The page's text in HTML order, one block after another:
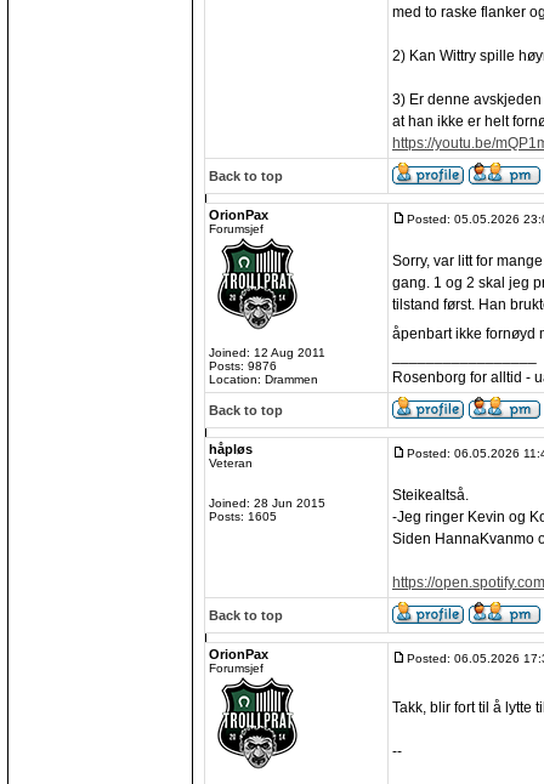
med to raske flanker
2) Kan Wittry spille
3) Er denne
at han ikke er helt
https://youtu.be/
Back to top
OrionPax
Forumsjef
Joined: 12 Aug 2011
Posts: 9876
Location: Drammen
Posted: 05.05.2026
Sorry, var litt for
gang. 1 og 2 skal jeg
tilstand først. Han
åpenbart ikke fornøyd
Rosenborg for alltid -
Back to top
håpløs
Veteran
Joined: 28 Jun 2015
Posts: 1605
Posted: 06.05.2026
Steikealtså.
-Jeg ringer Kevin og
Siden HannaKvanmo
https://
Back to top
OrionPax
Forumsjef
Posted: 06.05.2026
Takk, blir fort til å lytte
--